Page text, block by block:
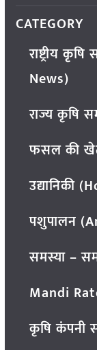
CATEGORY
राष्ट्रीय
News)
राज्य कृषि
फसल की
उद्यानिकी
पशुपालन
समस्या –
Mandi
कृषि कंपनी